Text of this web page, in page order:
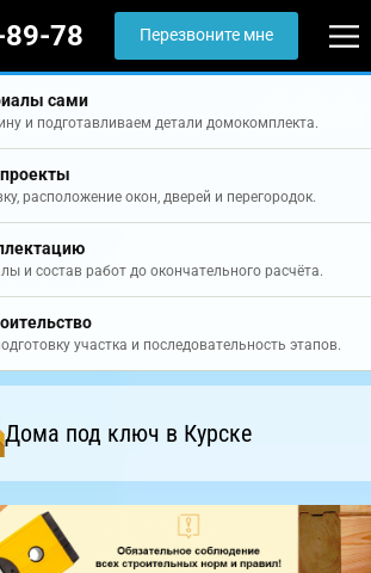
78 Перезвоните мне
сами
и подготавливаем детали домокомплекта.
расположение окон, дверей и перегородок.
и состав работ до окончательного расчёта.
участка и последовательность этапов.
Дома под ключ в Курске